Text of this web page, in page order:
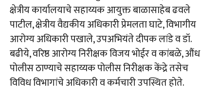
क्षेत्रीय कार्यालयाचे सहाय्यक आयुक्त बाळासाहेब ढवले
पाटील, क्षेत्रीय वैद्यकीय अधिकारी प्रेमलता घाटे, विभागीय
आरोग्य अधिकारी पखाले, उपअभियंते दीपक लांडे व डॉ.
बढीये, वरिष्ठ आरोग्य निरीक्षक विजय भोईर व कांबळे, औंध
पोलीस ठाण्याचे सहाय्यक पोलीस निरीक्षक केंद्रे तसेच
विविध विभागांचे अधिकारी व कर्मचारी उपस्थित होते.